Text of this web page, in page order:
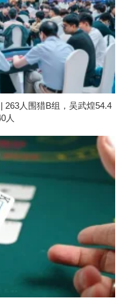
263人围猎B组，吴武煌54.4
人